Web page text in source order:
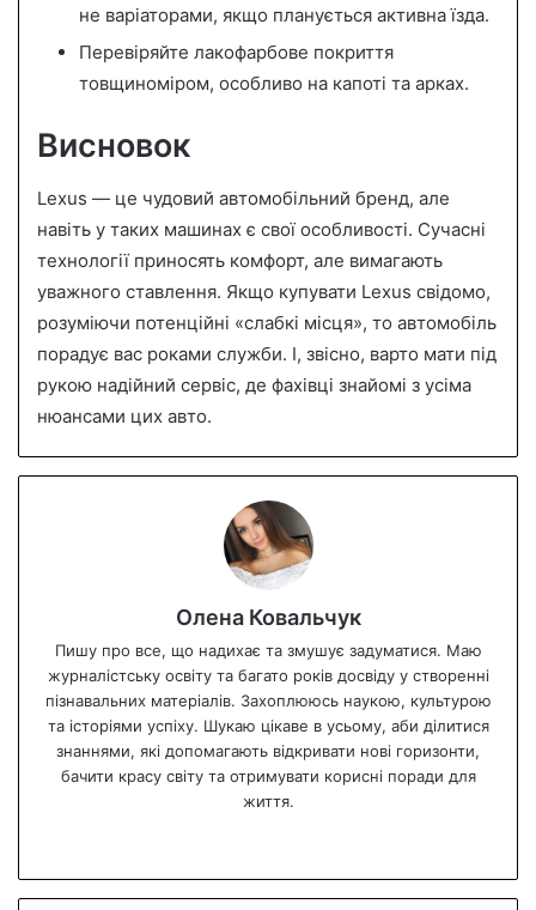
не варіаторами, якщо планується активна їзда.
Перевіряйте лакофарбове покриття
товщиноміром, особливо на капоті та арках.
Висновок
Lexus — це чудовий автомобільний бренд, але
навіть у таких машинах є свої особливості. Сучасні
технології приносять комфорт, але вимагають
уважного ставлення. Якщо купувати Lexus свідомо,
розуміючи потенційні «слабкі місця», то автомобіль
порадує вас роками служби. І, звісно, варто мати під
рукою надійний сервіс, де фахівці знайомі з усіма
нюансами цих авто.
Олена Ковальчук
Пишу про все, що надихає та змушує задуматися. Маю
журналістську освіту та багато років досвіду у створенні
пізнавальних матеріалів. Захоплююсь наукою, культурою
та історіями успіху. Шукаю цікаве в усьому, аби ділитися
знаннями, які допомагають відкривати нові горизонти,
бачити красу світу та отримувати корисні поради для
життя.
te